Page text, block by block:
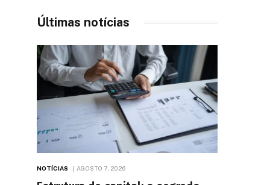
Últimas notícias
NOTÍCIAS AGOSTO 7, 2026